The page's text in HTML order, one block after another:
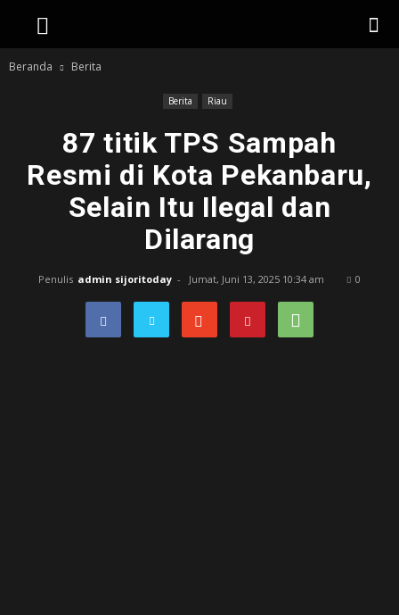
Beranda Berita
Berita Riau
87 titik TPS Sampah
Resmi di Kota Pekanbaru,
Selain Itu Ilegal dan
Dilarang
Penulis admin sijoritoday - Jumat, Juni 13, 2025 10:34 am 0